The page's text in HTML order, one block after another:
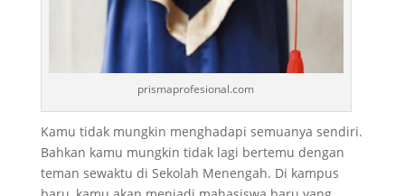
prismaprofesional.com
Kamu tidak mungkin menghadapi semuanya sendiri.
Bahkan kamu mungkin tidak lagi bertemu dengan
teman sewaktu di Sekolah Menengah. Di kampus